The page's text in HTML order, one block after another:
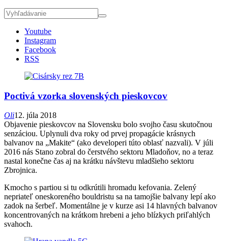
Youtube
Instagram
Facebook
RSS
Poctivá vzorka slovenských pieskovcov
Oli12. júla 2018
Objavenie pieskovcov na Slovensku bolo svojho času skutočnou
senzáciou. Uplynuli dva roky od prvej propagácie krásnych
balvanov na „Makite“ (ako developeri túto oblasť nazvali). V júli
2016 nás Stano zobral do čerstvého sektoru Mladoňov, no a teraz
nastal konečne čas aj na krátku návštevu mladšieho sektoru
Zbrojnica.
Kmocho s partiou si tu odkrútili hromadu kefovania. Zelený
nepriateľ oneskoreného bouldristu sa na tamojšie balvany lepí ako
zadok na šerbeľ. Momentálne je v kurze asi 14 hlavných balvanov
koncentrovaných na krátkom hrebeni a jeho blízkych priľahlých
svahoch.